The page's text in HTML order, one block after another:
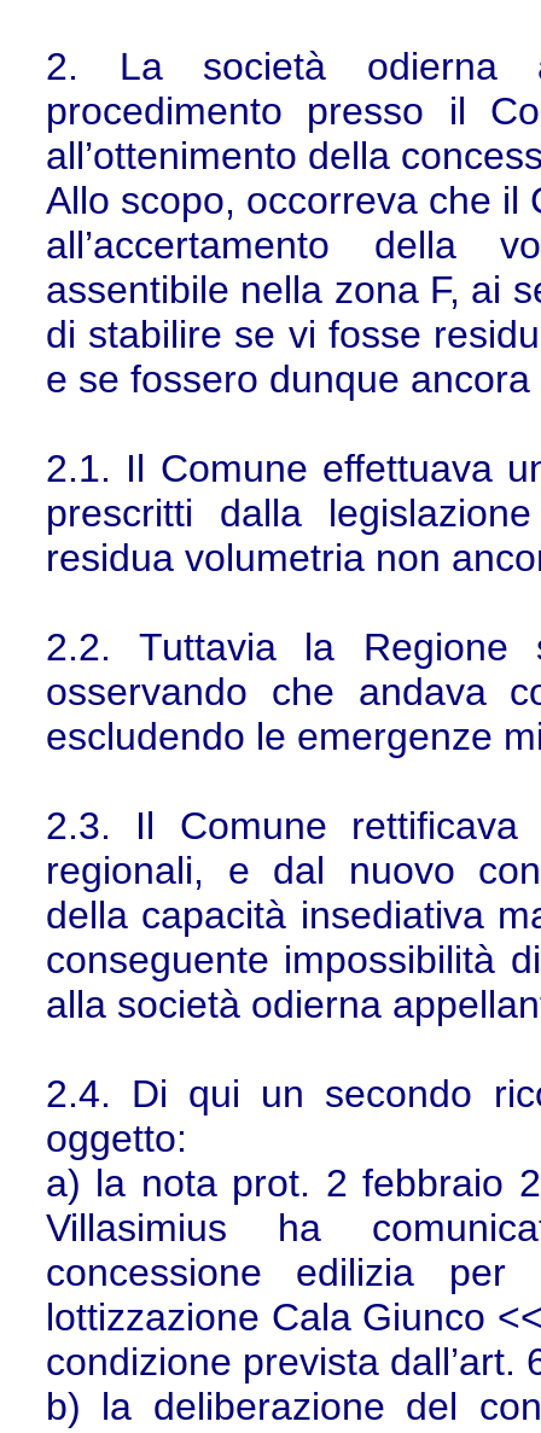
2. La società odierna
procedimento presso il
all’ottenimento della
Allo scopo, occorreva che il
all’accertamento della
assentibile nella zona F, ai
di stabilire se vi fosse
e se fossero dunque
2.1. Il Comune effettuava
prescritti dalla
residua volumetria non
2.2. Tuttavia la Regione
osservando che andava
escludendo le emergenze
2.3. Il Comune
regionali, e dal nuovo
della capacità insediativa
conseguente impossibilità
alla società odierna
2.4. Di qui un secondo
oggetto:
a) la nota prot. 2 febbraio
Villasimius ha
concessione edilizia
lottizzazione Cala Giunco
condizione prevista
b) la deliberazione del